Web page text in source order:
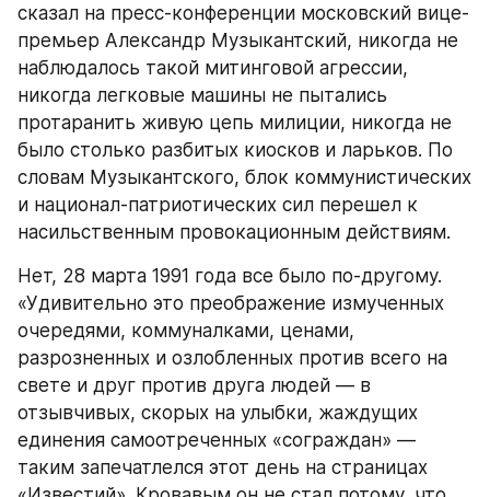
сказал на пресс-конференции московский вице-
премьер Александр Музыкантский, никогда не
наблюдалось такой митинговой агрессии,
никогда легковые машины не пытались
протаранить живую цепь милиции, никогда не
было столько разбитых киосков и ларьков. По
словам Музыкантского, блок коммунистических
и национал-патриотических сил перешел к
насильственным провокационным действиям.
Нет, 28 марта 1991 года все было по-другому.
«Удивительно это преображение измученных
очередями, коммуналками, ценами,
разрозненных и озлобленных против всего на
свете и друг против друга людей — в
отзывчивых, скорых на улыбки, жаждущих
единения самоотреченных «сограждан» —
таким запечатлелся этот день на страницах